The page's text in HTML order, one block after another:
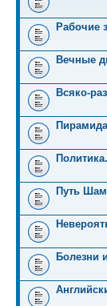
Рабочие
Вечные
Всяко-
Путь
Болезни